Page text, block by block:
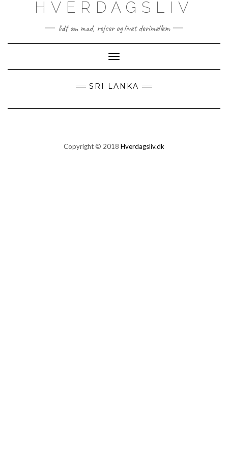
HVERDAGSLIV
lidt om mad, rejser og livet derimellem
Toggle
Navigation
SRI LANKA
Copyright © 2018 Hverdagsliv.dk